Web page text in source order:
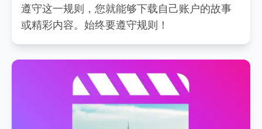
遵守这一规则，您就能够下载自己账户的故事
或精彩内容。始终要遵守规则！